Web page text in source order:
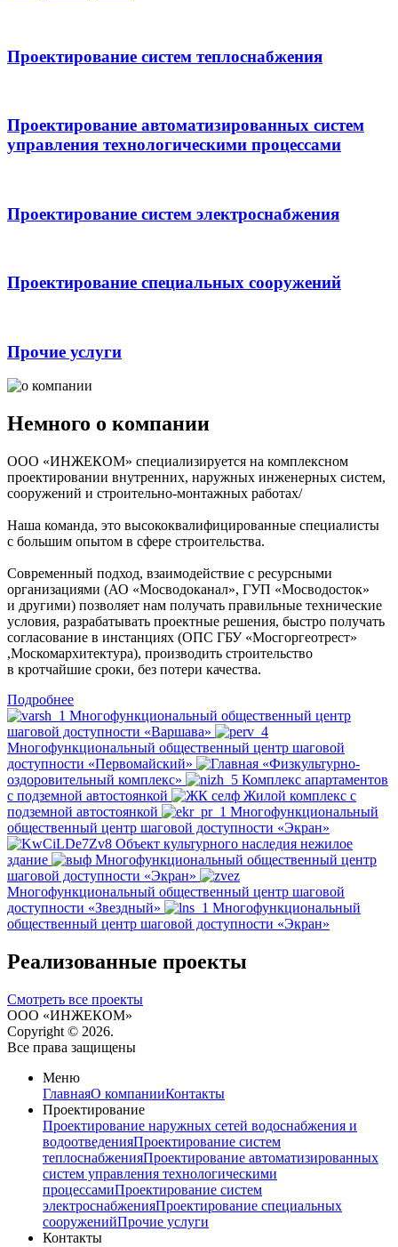
Проектирование систем теплоснабжения
Проектирование автоматизированных систем
управления технологическими процессами
Проектирование систем электроснабжения
Проектирование специальных сооружений
Прочие услуги
Немного о компании
ООО «ИНЖЕКОМ» специализируется на комплексном
проектировании внутренних, наружных инженерных систем,
сооружений и строительно-монтажных работах/
Наша команда, это высококвалифицированные специалисты
с большим опытом в сфере строительства.
Современный подход, взаимодействие с ресурсными
организациями (АО «Мосводоканал», ГУП «Мосводосток»
и другими) позволяет нам получать правильные технические
условия, разрабатывать проектные решения, быстро получать
согласование в инстанциях (ОПС ГБУ «Мосгоргеотрест»
,Москомархитектура), производить строительство
в кротчайшие сроки, без потери качества.
Подробнее
Многофункциональный общественный центр
шаговой доступности «Варшава»
Многофункциональный общественный центр шаговой
доступности «Первомайский»
«Физкультурно-
оздоровительный комплекс»
Комплекс апартаментов
с подземной автостоянкой
Жилой комплекс с
подземной автостоянкой
Многофункциональный
общественный центр шаговой доступности «Экран»
Объект культурного наследия нежилое
здание
Многофункциональный общественный центр
шаговой доступности «Экран»
Многофункциональный общественный центр шаговой
доступности «Звездный»
Многофункциональный
общественный центр шаговой доступности «Экран»
Реализованные проекты
Смотреть все проекты
ООО «ИНЖЕКОМ»
Copyright © 2026.
Все права защищены
Меню
ГлавнаяО компанииКонтакты
Проектирование
Проектирование наружных сетей водоснабжения и
водоотведенияПроектирование систем
теплоснабженияПроектирование автоматизированных
систем управления технологическими
процессамиПроектирование систем
электроснабженияПроектирование специальных
сооруженийПрочие услуги
Контакты